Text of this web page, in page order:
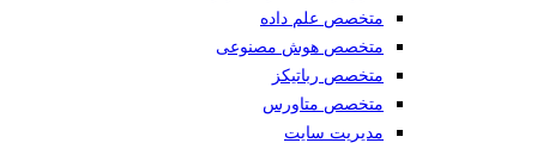
متخصص علم داده
متخصص هوش مصنوعی
متخصص رباتیکز
متخصص متاورس
مدیریت سایت